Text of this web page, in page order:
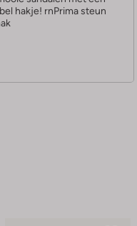
hakje! rnPrima steun